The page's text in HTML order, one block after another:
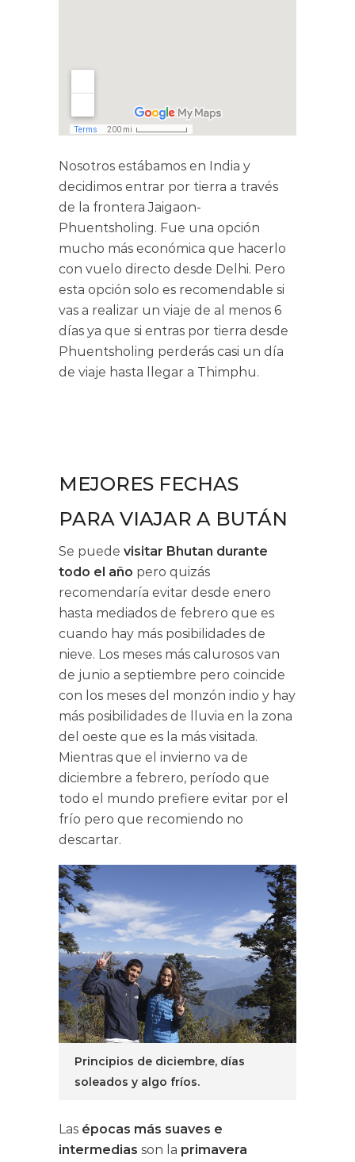
Nosotros estábamos en India y
decidimos entrar por tierra a través
de la frontera Jaigaon-
Phuentsholing. Fue una opción
mucho más económica que hacerlo
con vuelo directo desde Delhi. Pero
esta opción solo es recomendable si
vas a realizar un viaje de al menos 6
días ya que si entras por tierra desde
Phuentsholing perderás casi un día
de viaje hasta llegar a Thimphu.
MEJORES FECHAS
PARA VIAJAR A BUTÁN
Se puede visitar Bhutan durante
todo el año pero quizás
recomendaría evitar desde enero
hasta mediados de febrero que es
cuando hay más posibilidades de
nieve. Los meses más calurosos van
de junio a septiembre pero coincide
con los meses del monzón indio y hay
más posibilidades de lluvia en la zona
del oeste que es la más visitada.
Mientras que el invierno va de
diciembre a febrero, período que
todo el mundo prefiere evitar por el
frío pero que recomiendo no
descartar.
Principios de diciembre, días
soleados y algo fríos.
Las épocas más suaves e
intermedias son la primavera